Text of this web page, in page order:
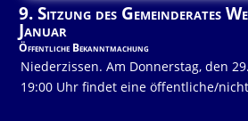
9. Sitzung des Gemeinderates
Januar
Öffentliche Bekanntmachung
Niederzissen. Am Donnerstag, den
19:00 Uhr findet eine öffentliche/